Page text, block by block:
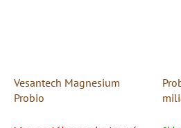
Vesantech Magnesium
Probio